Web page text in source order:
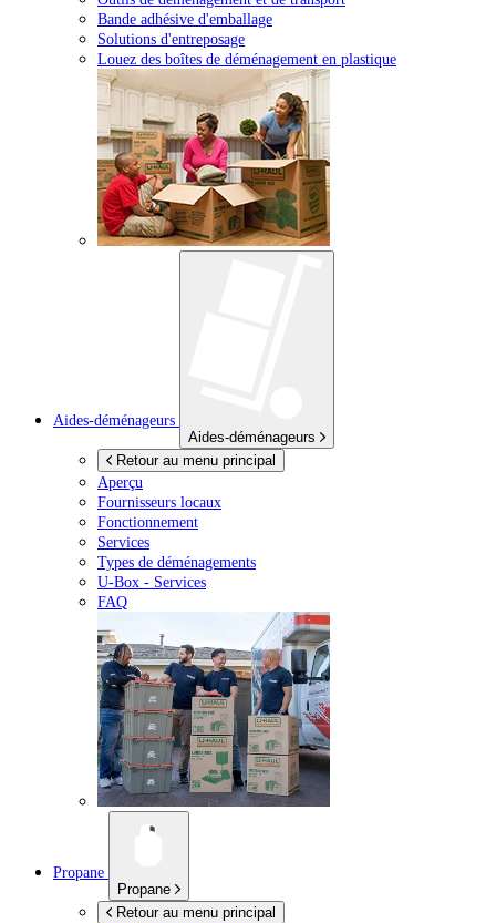
Bande adhésive d'emballage
Solutions d'entreposage
Louez des boîtes de déménagement en plastique
Aides-déménageurs
Aides-déménageurs
Retour au menu principal
Aperçu
Fournisseurs locaux
Fonctionnement
Services
Types de déménagements
U-Box - Services
FAQ
Propane
Propane
Retour au menu principal